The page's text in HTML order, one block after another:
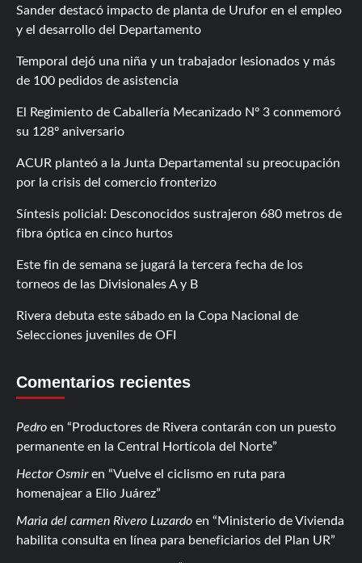
Sander destacó impacto de planta de Urufor en el empleo
y el desarrollo del Departamento
Temporal dejó una niña y un trabajador lesionados y más
de 100 pedidos de asistencia
El Regimiento de Caballería Mecanizado Nº 3 conmemoró
su 128º aniversario
ACUR planteó a la Junta Departamental su preocupación
por la crisis del comercio fronterizo
Síntesis policial: Desconocidos sustrajeron 680 metros de
fibra óptica en cinco hurtos
Este fin de semana se jugará la tercera fecha de los
torneos de las Divisionales A y B
Rivera debuta este sábado en la Copa Nacional de
Selecciones juveniles de OFI
Comentarios recientes
Pedro en
Productores de Rivera contarán con un puesto
permanente en la Central Hortícola del Norte
Hector Osmiren
Vuelve el ciclismo en ruta para
homenajear a Elio Juárez
Maria del carmen Rivero Luzardo en
Ministerio de Vivienda
habilita consulta en línea para beneficiarios del Plan UR